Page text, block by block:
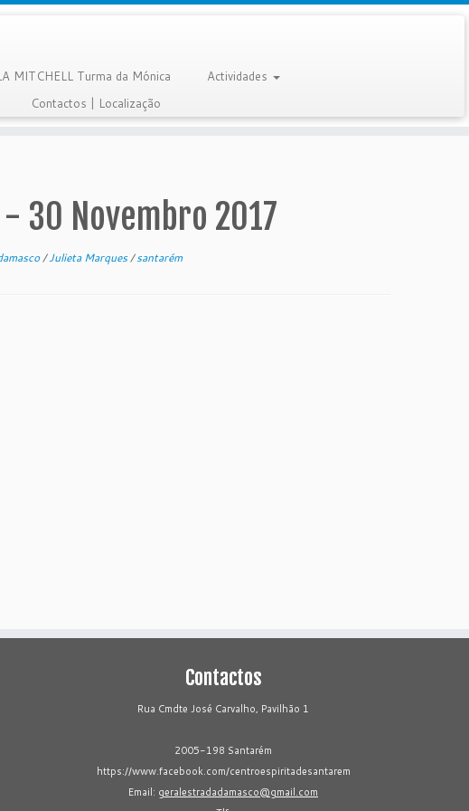
MITCHELL Turma da Mónica
Actividades
Contactos | Localização
30 Novembro 2017
/Julieta Marques/santarém
Contactos
Rua Cmdte José Carvalho, Pavilhão 1
2005-198 Santarém
https://www.facebook.com/centroespiritadesantarem
Email: geralestradadamasco@gmail.com